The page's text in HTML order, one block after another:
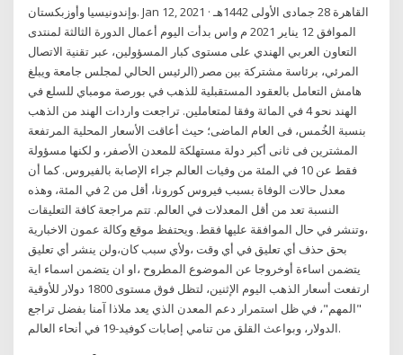
وإندونيسيا وأوزبكستان. Jan 12, 2021 · القاهرة 28 جمادى الأولى 1442هـ
الموافق 12 يناير 2021 م واس بدأت اليوم أعمال الدورة الثالثة لمنتدى
التعاون العربي الهندي على مستوى كبار المسؤولين، عبر تقنية الاتصال
المرئي، برئاسة مشتركة بين مصر (الرئيس الحالي لمجلس جامعة ويبلغ
هامش التعامل بالعقود المستقبلية للذهب في بورصة مومباي للسلع في
الهند نحو 4 في المائة وفقا لمتعاملين. تراجعت واردات الهند من الذهب
بنسبة الخُمس، فى العام الماضى؛ حيث أعاقت الأسعار المحلية المرتفعة
المشترين فى ثانى أكبر دولة مستهلكة للمعدن الأصفر، و لكنها مسؤولة
فقط عن 10 في المئة من وفيات العالم جراء الإصابة بالفيروس. كما أن
معدل حالات الوفاة بسبب فيروس كورونا، أقل من 2 في المئة، وهذه
النسبة تعد من أقل المعدلات في العالم. تتم مراجعة كافة التعليقات
،وتنشر في حال الموافقة عليها فقط. ويحتفظ موقع وكالة عمون الاخبارية
بحق حذف أي تعليق في أي وقت ،ولأي سبب كان،ولن ينشر أي تعليق
يتضمن اساءة أوخروجا عن الموضوع المطروح ،او ان يتضمن اسماء اية
ارتفعت أسعار الذهب اليوم الإثنين، لتظل فوق مستوى 1800 دولار للأوقية
"المهم"، في ظل استمرار دعم المعدن الذي يعد ملاذا آمنا بفضل تراجع
الدولار، وبواعث القلق من تنامي إصابات كوفيد-19 في أنحاء العالم.